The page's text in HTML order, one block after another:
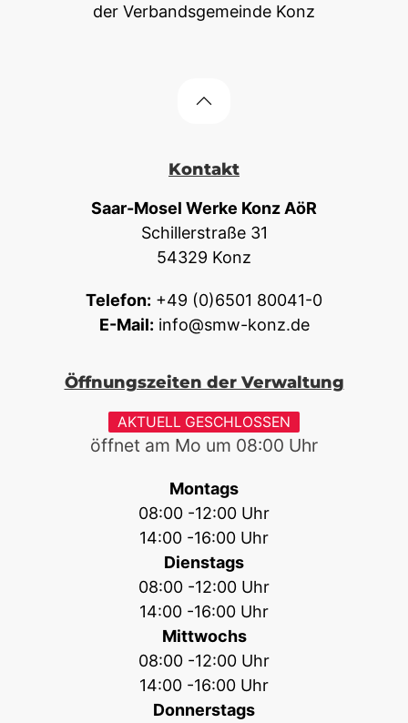
der Verbandsgemeinde Konz
Kontakt
Saar-Mosel Werke Konz AöR
Schillerstraße 31
54329 Konz
Telefon: +49 (0)6501 80041-0
E-Mail: info@smw-konz.de
Öffnungszeiten der Verwaltung
AKTUELL GESCHLOSSEN
öffnet am Mo um 08:00 Uhr
Montags
08:00 -12:00 Uhr
14:00 -16:00 Uhr
Dienstags
08:00 -12:00 Uhr
14:00 -16:00 Uhr
Mittwochs
08:00 -12:00 Uhr
14:00 -16:00 Uhr
Donnerstags